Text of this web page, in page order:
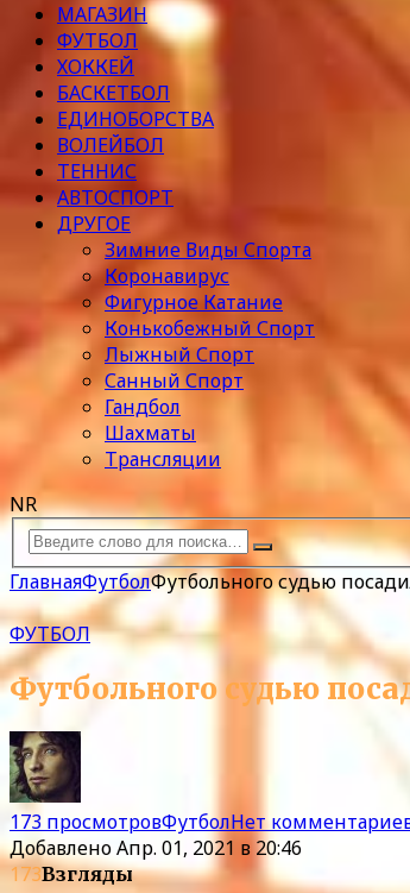
МАГАЗИН
ФУТБОЛ
ХОККЕЙ
БАСКЕТБОЛ
ЕДИНОБОРСТВА
ВОЛЕЙБОЛ
ТЕННИС
АВТОСПОРТ
ДРУГОЕ
Зимние Виды Спорта
Коронавирус
Фигурное Катание
Конькобежный Спорт
Лыжный Спорт
Санный Спорт
Гандбол
Шахматы
Трансляции
NR
ГлавнаяФутболФутбольного судью
ФУТБОЛ
Футбольного судью
173 просмотровФутболНет
ДобавленоАпр. 01, 2021 в 20:46
173Взгляды